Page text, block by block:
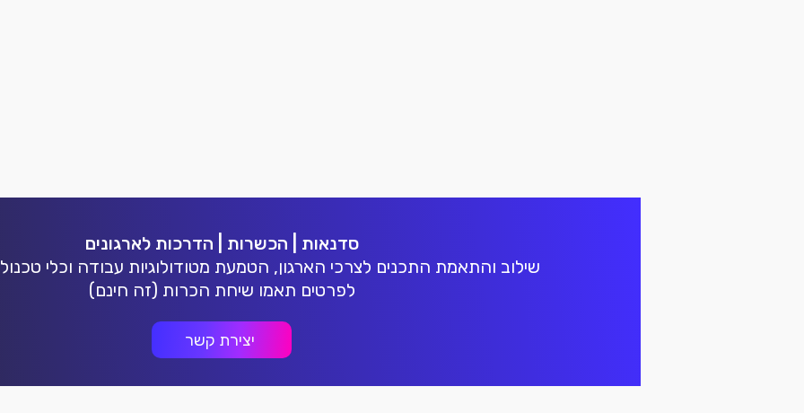
סדנאות | הכשרות | הדרכות לארגונים
שילוב והתאמת התכנים לצרכי הארגון, הטמעת מטודולוגיות עבודה וכלי
לפרטים תאמו שיחת הכרות (זה חינם)
יצירת קשר